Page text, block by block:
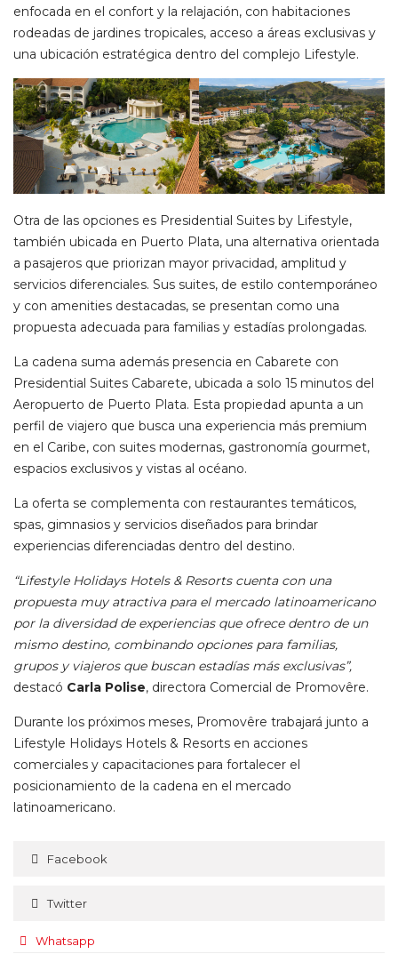
enfocada en el confort y la relajación, con habitaciones
rodeadas de jardines tropicales, acceso a áreas exclusivas y
una ubicación estratégica dentro del complejo Lifestyle.
Otra de las opciones es Presidential Suites by Lifestyle,
también ubicada en Puerto Plata, una alternativa orientada
a pasajeros que priorizan mayor privacidad, amplitud y
servicios diferenciales. Sus suites, de estilo contemporáneo
y con amenities destacadas, se presentan como una
propuesta adecuada para familias y estadías prolongadas.
La cadena suma además presencia en Cabarete con
Presidential Suites Cabarete, ubicada a solo 15 minutos del
Aeropuerto de Puerto Plata. Esta propiedad apunta a un
perfil de viajero que busca una experiencia más premium
en el Caribe, con suites modernas, gastronomía gourmet,
espacios exclusivos y vistas al océano.
La oferta se complementa con restaurantes temáticos,
spas, gimnasios y servicios diseñados para brindar
experiencias diferenciadas dentro del destino.
“Lifestyle Holidays Hotels & Resorts cuenta con una
propuesta muy atractiva para el mercado latinoamericano
por la diversidad de experiencias que ofrece dentro de un
mismo destino, combinando opciones para familias,
grupos y viajeros que buscan estadías más exclusivas”,
destacó Carla Polise, directora Comercial de Promovêre.
Durante los próximos meses, Promovêre trabajará junto a
Lifestyle Holidays Hotels & Resorts en acciones
comerciales y capacitaciones para fortalecer el
posicionamiento de la cadena en el mercado
latinoamericano.
Facebook
Twitter
Whatsapp